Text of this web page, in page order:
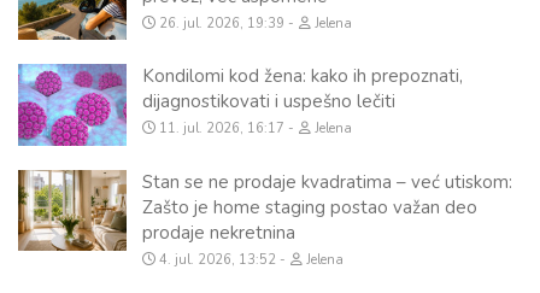
26. jul. 2026, 19:39 Jelena
Kondilomi kod žena: kako ih prepoznati,
dijagnostikovati i uspešno lečiti
11. jul. 2026, 16:17 Jelena
Stan se ne prodaje kvadratima – već utiskom:
Zašto je home staging postao važan deo
prodaje nekretnina
4. jul. 2026, 13:52 Jelena